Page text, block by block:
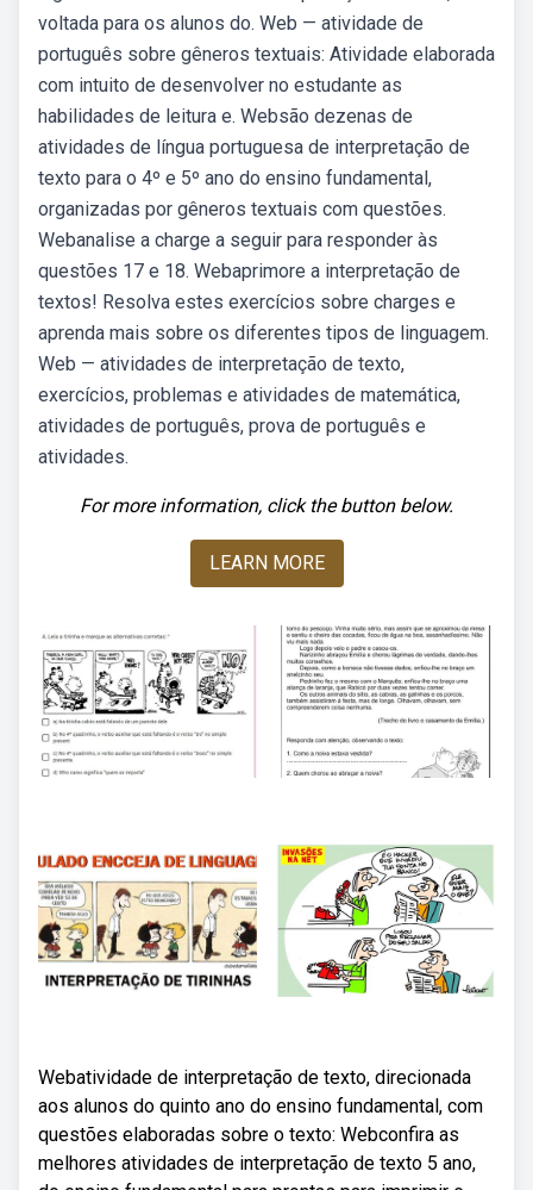
voltada para os alunos do. Web — atividade de
português sobre gêneros textuais: Atividade elaborada
com intuito de desenvolver no estudante as
habilidades de leitura e. Websão dezenas de
atividades de língua portuguesa de interpretação de
texto para o 4º e 5º ano do ensino fundamental,
organizadas por gêneros textuais com questões.
Webanalise a charge a seguir para responder às
questões 17 e 18. Webaprimore a interpretação de
textos! Resolva estes exercícios sobre charges e
aprenda mais sobre os diferentes tipos de linguagem.
Web — atividades de interpretação de texto,
exercícios, problemas e atividades de matemática,
atividades de português, prova de português e
atividades.
For more information, click the button below.
LEARN MORE
Webatividade de interpretação de texto, direcionada
aos alunos do quinto ano do ensino fundamental, com
questões elaboradas sobre o texto: Webconfira as
melhores atividades de interpretação de texto 5 ano,